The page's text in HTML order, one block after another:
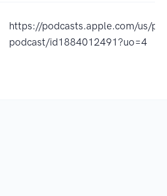
https://podcasts.apple.com/us/
podcast/id1884012491?uo=4